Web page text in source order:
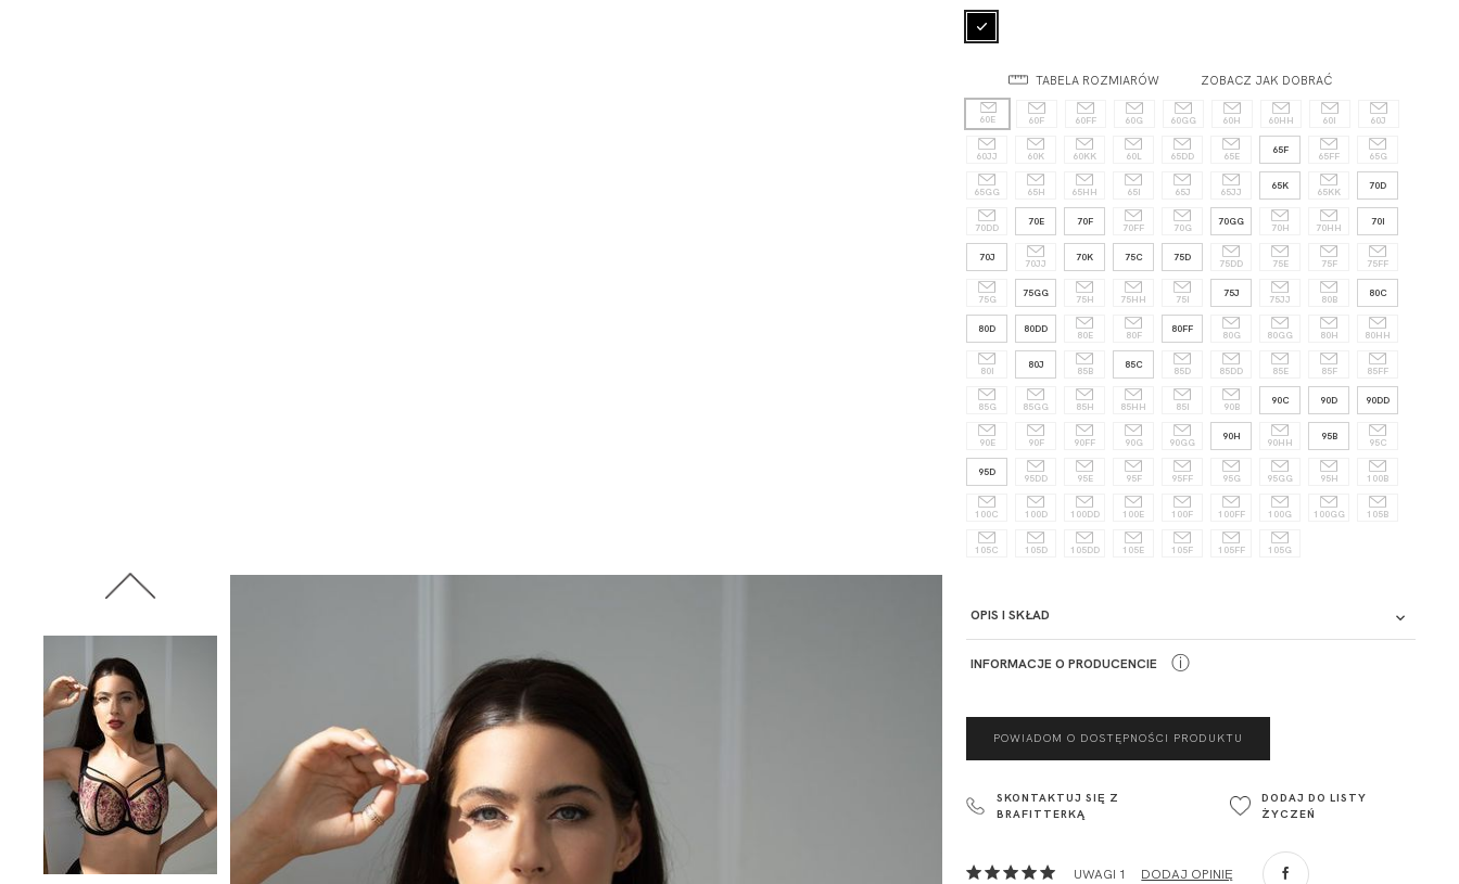
TABELA ROZMIARÓW ZOBACZ JAK DOBRAĆ
60E 60F 60FF 60G 60GG 60H 60HH 60I 60J
60JJ 60K 60KK 60L 65DD 65E
65F
65FF 65G
65GG 65H 65HH 65I 65J 65JJ
65K
65KK
70D
70DD
70E 70F
70FF 70G
70GG
70H 70HH
70I
70J
70JJ
70K 75C 75D
75DD 75E 75F 75FF
75G
75GG
75H 75HH 75I
75J
75JJ 80B
80C
80D 80DD
80E 80F
80FF
80G 80GG 80H 80HH
80I
80J
85B
85C
85D 85DD 85E 85F 85FF
85G 85GG 85H 85HH 85I 90B
90C 90D 90DD
90E 90F 90FF 90G 90GG
90H
90HH
95B
95C
95D
95DD 95E 95F 95FF 95G 95GG 95H 100B
100C 100D 100DD 100E 100F 100FF 100G 100GG 105B
105C 105D 105DD 105E 105F 105FF 105G
OPIS I SKŁAD
INFORMACJE O PRODUCENCIE
Ul. Sienkiewicza 73 lok. 7,
ADRES PUNKTU KONTAKTOWEGO
ul. Łowicka 89a
Głowno
ⓘ
POWIADOM O DOSTĘPNOŚCI PRODUKTU
SKONTAKTUJ SIĘ Z
BRAFITTERKĄ
DODAJ DO LISTY
ŻYCZEŃ
UWAGI 1 DODAJ OPINIĘ